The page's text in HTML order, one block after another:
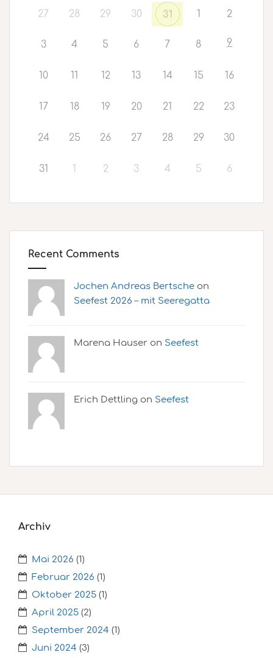
27 28 29 30 31 1 2
3 4 5 6 7 8 9
10 12 13 14 15 16
17 18 19 20 21 22 23
24 25 26 27 28 29 30
31 1 2 3 4 5 6
Recent Comments
Jochen Andreas Bertsche on
Seefest 2026 – mit Seeregatta
Marena Hauser on Seefest
Erich Dettling on Seefest
Archiv
Mai 2026 (1)
Februar 2026 (1)
Oktober 2025 (1)
April 2025 (2)
September 2024 (1)
Juni 2024 (3)